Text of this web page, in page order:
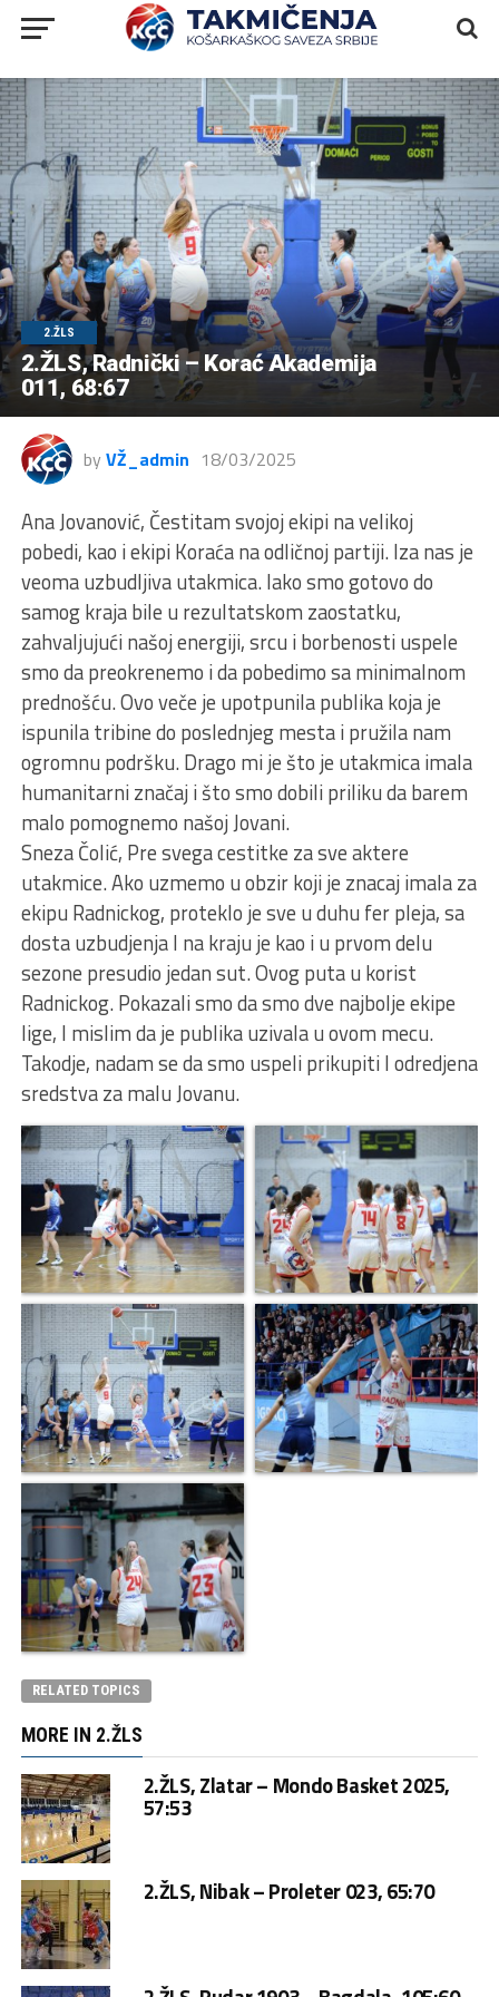
2.ŽLS
2.ŽLS, Radnički – Korać Akademija
011, 68:67
by VŽ_admin 18/03/2025
Ana Jovanović, Čestitam svojoj ekipi na velikoj
pobedi, kao i ekipi Koraća na odličnoj partiji. Iza nas je
veoma uzbudljiva utakmica. Iako smo gotovo do
samog kraja bile u rezultatskom zaostatku,
zahvaljujući našoj energiji, srcu i borbenosti uspele
smo da preokrenemo i da pobedimo sa minimalnom
prednošću. Ovo veče je upotpunila publika koja je
ispunila tribine do poslednjeg mesta i pružila nam
ogromnu podršku. Drago mi je što je utakmica imala
humanitarni značaj i što smo dobili priliku da barem
malo pomognemo našoj Jovani.
Sneza Čolić, Pre svega cestitke za sve aktere
utakmice. Ako uzmemo u obzir koji je znacaj imala za
ekipu Radnickog, proteklo je sve u duhu fer pleja, sa
dosta uzbudjenja I na kraju je kao i u prvom delu
sezone presudio jedan sut. Ovog puta u korist
Radnickog. Pokazali smo da smo dve najbolje ekipe
lige, I mislim da je publika uzivala u ovom mecu.
Takodje, nadam se da smo uspeli prikupiti I odredjena
sredstva za malu Jovanu.
RELATED TOPICS
MORE IN 2.ŽLS
2.ŽLS, Zlatar – Mondo Basket 2025,
57:53
2.ŽLS, Nibak – Proleter 023, 65:70